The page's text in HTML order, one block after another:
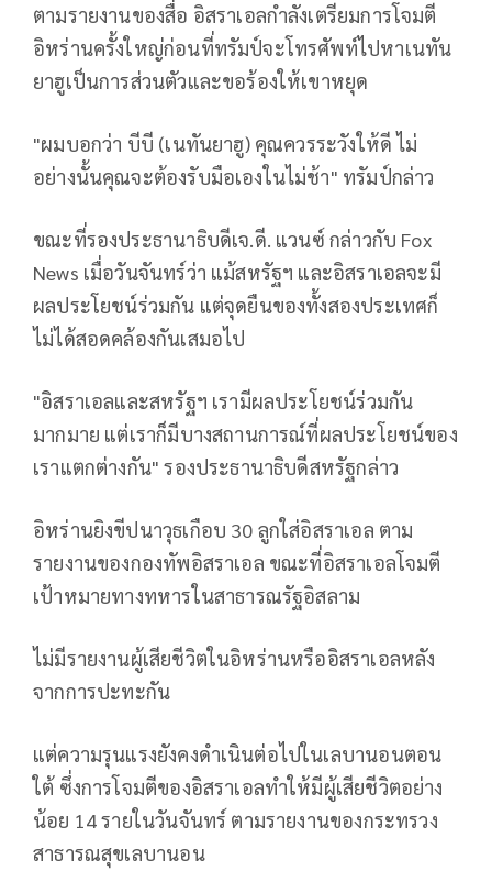
ตามรายงานของสื่อ อิสราเอลกำลังเตรียมการโจมตี
อิหร่านครั้งใหญ่ก่อนที่ทรัมป์จะโทรศัพท์ไปหาเนทัน
ยาฮูเป็นการส่วนตัวและขอร้องให้เขาหยุด
"ผมบอกว่า บีบี (เนทันยาฮู) คุณควรระวังให้ดี ไม่
อย่างนั้นคุณจะต้องรับมือเองในไม่ช้า" ทรัมป์กล่าว
ขณะที่รองประธานาธิบดีเจ.ดี. แวนซ์ กล่าวกับ Fox
News เมื่อวันจันทร์ว่า แม้สหรัฐฯ และอิสราเอลจะมี
ผลประโยชน์ร่วมกัน แต่จุดยืนของทั้งสองประเทศก็
ไม่ได้สอดคล้องกันเสมอไป
"อิสราเอลและสหรัฐฯ เรามีผลประโยชน์ร่วมกัน
มากมาย แต่เราก็มีบางสถานการณ์ที่ผลประโยชน์ของ
เราแตกต่างกัน" รองประธานาธิบดีสหรัฐกล่าว
อิหร่านยิงขีปนาวุธเกือบ 30 ลูกใส่อิสราเอล ตาม
รายงานของกองทัพอิสราเอล ขณะที่อิสราเอลโจมตี
เป้าหมายทางทหารในสาธารณรัฐอิสลาม
ไม่มีรายงานผู้เสียชีวิตในอิหร่านหรืออิสราเอลหลัง
จากการปะทะกัน
แต่ความรุนแรงยังคงดำเนินต่อไปในเลบานอนตอน
ใต้ ซึ่งการโจมตีของอิสราเอลทำให้มีผู้เสียชีวิตอย่าง
น้อย 14 รายในวันจันทร์ ตามรายงานของกระทรวง
สาธารณสุขเลบานอน